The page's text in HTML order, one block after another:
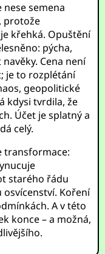
semena
protože
křehká. Opuštění
pýcha,
Cena není
je to rozplétání
geopolitické
kdysi tvrdila, že
Účet je splatný a
celý.
transformace:
starého řádu
Koření
A v této
konce – a možná,